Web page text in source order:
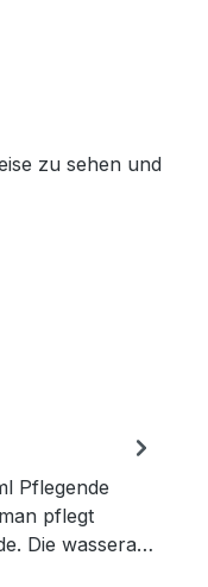
zu sehen und
Pflegende
pflegt
Die wassera…